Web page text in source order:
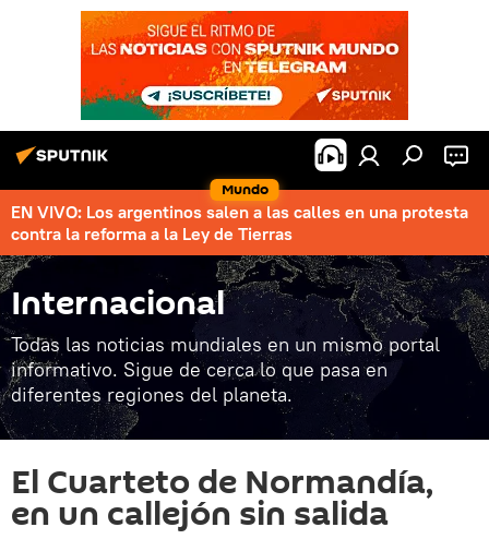
Mundo
EN VIVO: Los argentinos salen a las calles en una protesta
contra la reforma a la Ley de Tierras
Internacional
Todas las noticias mundiales en un mismo portal
informativo. Sigue de cerca lo que pasa en
diferentes regiones del planeta.
El Cuarteto de Normandía,
en un callejón sin salida